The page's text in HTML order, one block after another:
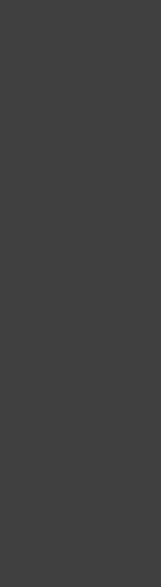
soll es